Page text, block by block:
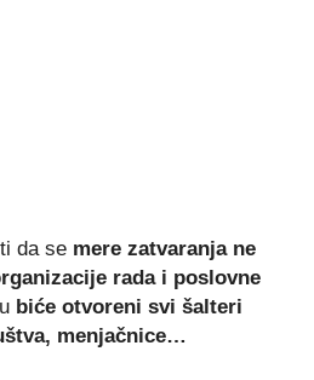
da se mere zatvaranja ne
rada i poslovne
biće otvoreni svi šalteri
menjačnice…